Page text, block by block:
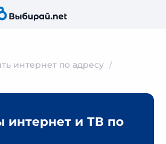
интернет по адресу
интернет и ТВ по